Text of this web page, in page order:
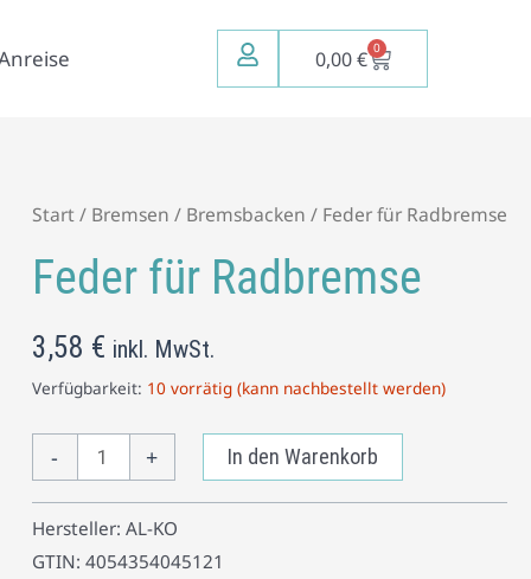
0,00€ 0
Warenkorb
Start/ Bremsen / Bremsbacken / Feder für Radbremse
Feder für Radbremse
3,58 € inkl. MwSt.
Verfügbarkeit: 10 vorrätig (kann nachbestellt werden)
-
Feder
Radbremse
+ In den Warenkorb
Hersteller: AL-KO
GTIN: 4054354045121